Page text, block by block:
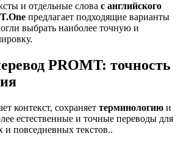
и отдельные слова с английского
предлагает подходящие варианты
выбрать наиболее точную и
PROMT: точность
контекст, сохраняет терминологию и
естественные и точные переводы для
и повседневных текстов..